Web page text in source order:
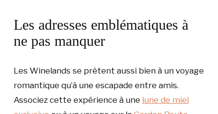
Les adresses emblématiques à
ne pas manquer
Les Winelands se prêtent aussi bien à un voyage
romantique qu’à une escapade entre amis.
Associez cette expérience à une lune de miel